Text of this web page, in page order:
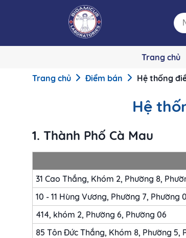
Trang chủ
Trang chủ Điểm bán Hệ thống
Hệ
1. Thành Phố Cà Mau
31 Cao Thắng, Khóm 2, Phường 8,
10 - 11 Hùng Vương, Phường 7, Phường
414, khóm 2, Phường 6, Phường 06
85 Tôn Đức Thắng, Khóm 8, Phường 5,